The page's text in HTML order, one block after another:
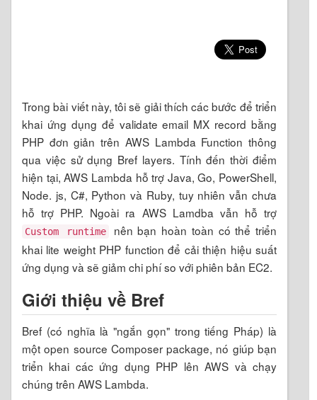
Trong bài viết này, tôi sẽ giải thích các bước để triển
khai ứng dụng để validate email MX record bằng
PHP đơn giản trên AWS Lambda Function thông
qua việc sử dụng Bref layers. Tính đến thời điểm
hiện tại, AWS Lambda hỗ trợ Java, Go, PowerShell,
Node. js, C#, Python và Ruby, tuy nhiên vẫn chưa
hỗ trợ PHP. Ngoài ra AWS Lamdba vẫn hỗ trợ
Custom runtime
nên bạn hoàn toàn có thể triển
khai lite weight PHP function để cải thiện hiệu suất
ứng dụng và sẽ giảm chi phí so với phiên bản EC2.
Giới thiệu về Bref
Bref (có nghĩa là "ngắn gọn" trong tiếng Pháp) là
một open source Composer package, nó giúp bạn
triển khai các ứng dụng PHP lên AWS và chạy
chúng trên AWS Lambda.